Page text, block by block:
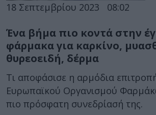
18 Σεπτεμβρίου 2023 08:02
Ένα βήμα πιο κοντά στην
φάρμακα για καρκίνο,
θυρεοειδή, δέρμα
Τι αποφάσισε η αρμόδια
Ευρωπαϊκού Οργανισμού
πιο πρόσφατη συνεδρίασή της.